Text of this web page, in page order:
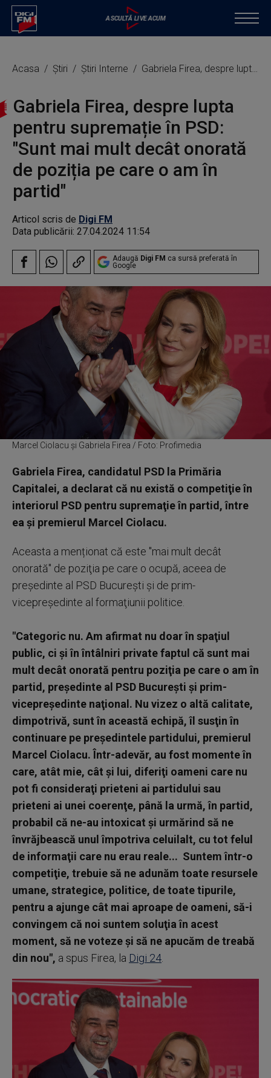
Acasa Știri Știri Interne Gabriela Firea, despre lupta pentru supremație în PSD: "Sunt mai mult decât onorată de poziția pe care o am în partid"
Gabriela Firea, despre lupta
pentru supremație în PSD:
"Sunt mai mult decât onorată
de poziția pe care o am în
partid"
Articol scris de Digi FM
Data publicării: 27.04.2024 11:54
Adaugă Digi FM ca sursă preferată în
Google
Marcel Ciolacu și Gabriela Firea / Foto: Profimedia
Gabriela Firea, candidatul PSD la Primăria
Capitalei, a declarat că nu există o competiţie în
interiorul PSD pentru supremaţie în partid, între
ea şi premierul Marcel Ciolacu.
Aceasta a menționat că este "mai mult decât
onorată" de poziţia pe care o ocupă, aceea de
preşedinte al PSD Bucureşti şi de prim-
vicepreşedinte al formaţiunii politice.
"Categoric nu. Am afirmat nu doar în spaţiul
public, ci şi în întâlniri private faptul că sunt mai
mult decât onorată pentru poziţia pe care o am în
partid, preşedinte al PSD Bucureşti şi prim-
vicepreşedinte naţional. Nu vizez o altă calitate,
dimpotrivă, sunt în această echipă, îl susţin în
continuare pe preşedintele partidului, premierul
Marcel Ciolacu. Într-adevăr, au fost momente în
care, atât mie, cât şi lui, diferiţi oameni care nu
pot fi consideraţi prieteni ai partidului sau
prieteni ai unei coerenţe, până la urmă, în partid,
probabil că ne-au intoxicat şi urmărind să ne
învrăjbească unul împotriva celuilalt, cu tot felul
de informaţii care nu erau reale... Suntem într-o
competiţie, trebuie să ne adunăm toate resursele
umane, strategice, politice, de toate tipurile,
pentru a ajunge cât mai aproape de oameni, să-i
convingem că noi suntem soluţia în acest
moment, să ne voteze şi să ne apucăm de treabă
din nou", a spus Firea, la Digi 24